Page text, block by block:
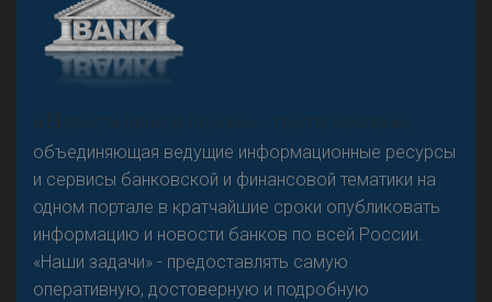
Резкого разворота на рынке автокредитов не
предвидится - «Интервью»
«Н
овости Банков России» – группа компаний,
объединяющая ведущие информационные ресурсы
и сервисы банковской и финансовой тематики на
одном портале в кратчайшие сроки опубликовать
информацию и новости банков по всей России.
«Наши задачи» - предоставлять самую
оперативную, достоверную и подробную